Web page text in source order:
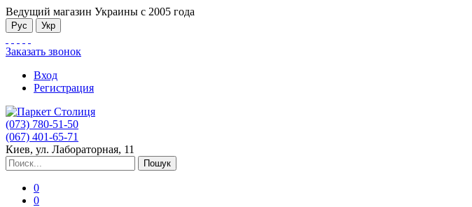
Ведущий магазин Украины с 2005 года
Рус Укр
Заказать звонок
Вход
Регистрация
(073) 780-51-50
(067) 401-65-71
Киев, ул. Лабораторная, 11
Пошук
0
0